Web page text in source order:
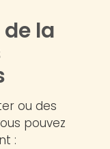
la
ou des
pouvez
: